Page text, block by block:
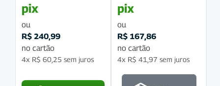
pix
ou
R$ 240,99
no cartão
4x R$ 60,25 sem juros
pix
ou
R$ 167,86
no cartão
4x R$ 41,97 sem juros